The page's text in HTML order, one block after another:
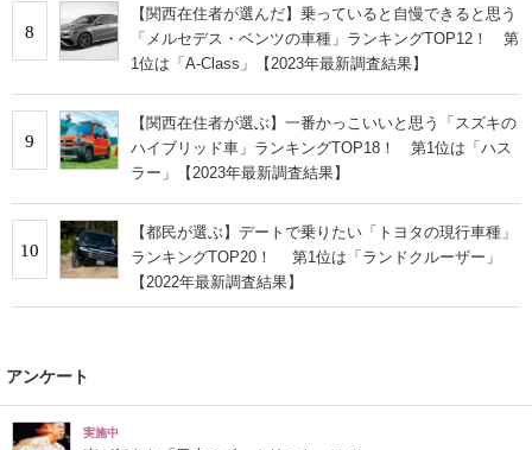
8
【関西在住者が選んだ】乗っていると自慢できると思う
「メルセデス・ベンツの車種」ランキングTOP12！ 第
1位は「A-Class」【2023年最新調査結果】
9
【関西在住者が選ぶ】一番かっこいいと思う「スズキの
ハイブリッド車」ランキングTOP18！ 第1位は「ハス
ラー」【2023年最新調査結果】
10
【都民が選ぶ】デートで乗りたい「トヨタの現行車種」
ランキングTOP20！ 第1位は「ランドクルーザー」
【2022年最新調査結果】
アンケート
実施中